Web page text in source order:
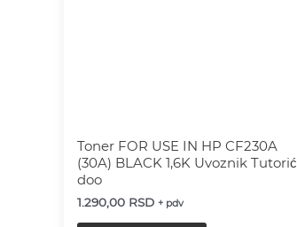
Toner FOR USE IN HP CF230A
(30A) BLACK 1,6K Uvoznik Tutorić
doo
1.290,00 RSD + pdv